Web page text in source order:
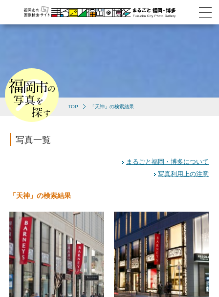
TOP 「天神」の検索結果
写真一覧
「天神」の検索結果
まるごと福岡・博多について
写真利用上の注意